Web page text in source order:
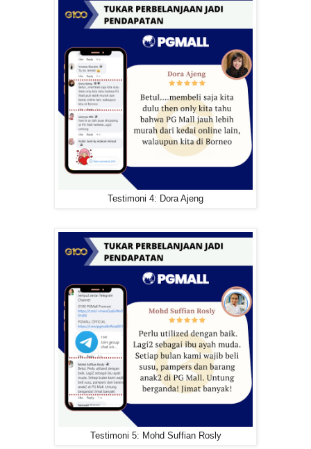
Testimoni 4: Dora Ajeng
Testimoni 5: Mohd Suffian Rosly